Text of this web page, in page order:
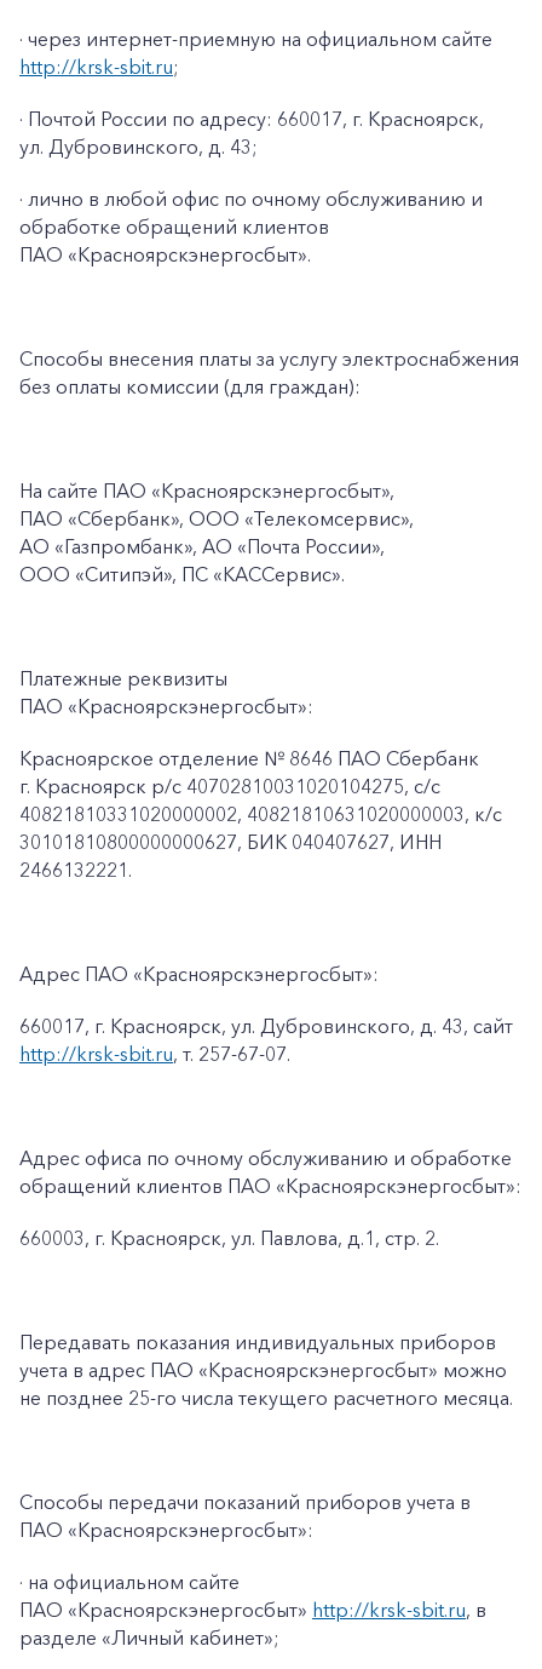
· через интернет-приемную на официальном сайте
http://krsk-sbit.ru;
· Почтой России по адресу: 660017, г. Красноярск,
ул. Дубровинского, д. 43;
· лично в любой офис по очному обслуживанию и
обработке обращений клиентов
ПАО «Красноярскэнергосбыт».
Способы внесения платы за услугу электроснабжения
без оплаты комиссии (для граждан):
На сайте ПАО «Красноярскэнергосбыт»,
ПАО «Сбербанк», ООО «Телекомсервис»,
АО «Газпромбанк», АО «Почта России»,
ООО «Ситипэй», ПС «КАССервис».
Платежные реквизиты
ПАО «Красноярскэнергосбыт»:
Красноярское отделение № 8646 ПАО Сбербанк
г. Красноярск p/c 40702810031020104275, с/с
40821810331020000002, 40821810631020000003, к/c
30101810800000000627, БИК 040407627, ИНН
2466132221.
Адрес ПАО «Красноярскэнергосбыт»:
660017, г. Красноярск, ул. Дубровинского, д. 43, сайт
http://krsk-sbit.ru, т. 257-67-07.
Адрес офиса по очному обслуживанию и обработке
обращений клиентов ПАО «Красноярскэнергосбыт»:
660003, г. Красноярск, ул. Павлова, д.1, стр. 2.
Передавать показания индивидуальных приборов
учета в адрес ПАО «Красноярскэнергосбыт» можно
не позднее 25-го числа текущего расчетного месяца.
Способы передачи показаний приборов учета в
ПАО «Красноярскэнергосбыт»:
· на официальном сайте
ПАО «Красноярскэнергосбыт» http://krsk-sbit.ru, в
разделе «Личный кабинет»;